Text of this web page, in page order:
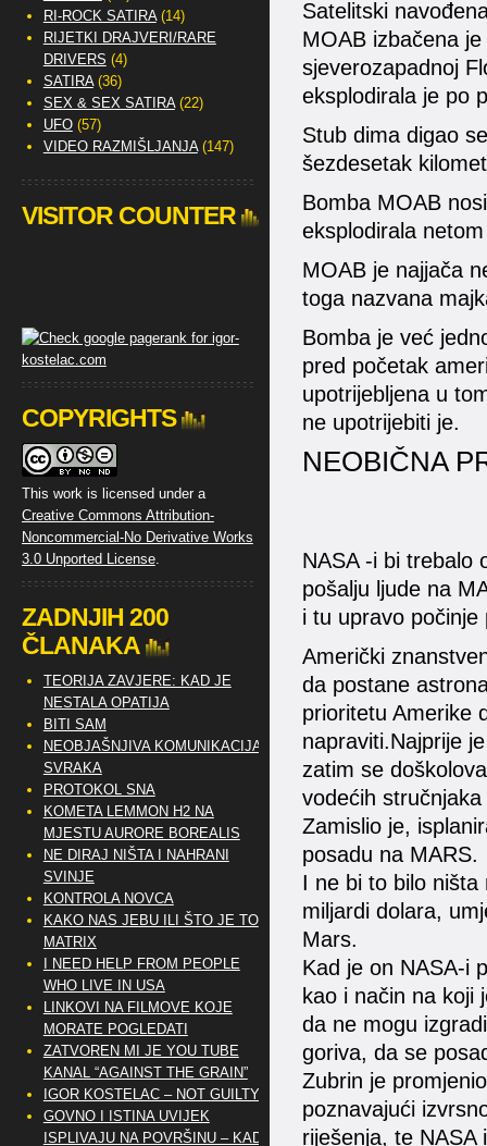
Satelitski
MOAB izbačena
sjeverozapadnoj
eksplodirala je po
Stub dima digao
šezdesetak
Bomba MOAB
eksplodirala
MOAB je najjača
toga nazvana
Bomba je već
pred početak
upotrijebljena u
ne upotrijebiti je.
NEOBIČNA
NASA -i bi trebalo
pošalju ljude na
i tu upravo počinje
Američki
da postane
prioritetu Amerike
napraviti.Najprije
zatim se
vodećih
Zamislio je,
posadu na MARS.
I ne bi to bilo ništa
miljardi dolara,
Mars.
Kad je on NASA-i
kao i način na koji
da ne mogu
goriva, da se
Zubrin je
poznavajući
riješenja, te NASA
RI-ROCK SATIRA(14)
RIJETKI DRAJVERI/RARE
DRIVERS (4)
SATIRA(36)
SEX & SEX SATIRA(22)
UFO(57)
VIDEO RAZMIŠLJANJA(147)
VISITOR COUNTER
COPYRIGHTS
This work is licensed under a
Creative Commons Attribution-
Noncommercial-No Derivative Works
3.0 Unported License.
ZADNJIH 200
ČLANAKA
TEORIJA ZAVJERE: KAD JE
NESTALA OPATIJA
BITI SAM
NEOBJAŠNJIVA KOMUNIKACIJA
SVRAKA
PROTOKOL SNA
KOMETA LEMMON H2 NA
MJESTU AURORE BOREALIS
NE DIRAJ NIŠTA I NAHRANI
SVINJE
KONTROLA NOVCA
KAKO NAS JEBU ILI ŠTO JE TO
MATRIX
I NEED HELP FROM PEOPLE
WHO LIVE IN USA
LINKOVI NA FILMOVE KOJE
MORATE POGLEDATI
ZATVOREN MI JE YOU TUBE
KANAL “AGAINST THE GRAIN”
IGOR KOSTELAC – NOT GUILTY
GOVNO I ISTINA UVIJEK
ISPLIVAJU NA POVRŠINU – KAD